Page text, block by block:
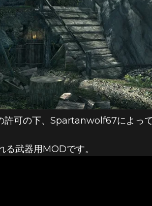
可の下、Spartanwolf67によっ
る武器用MODです。